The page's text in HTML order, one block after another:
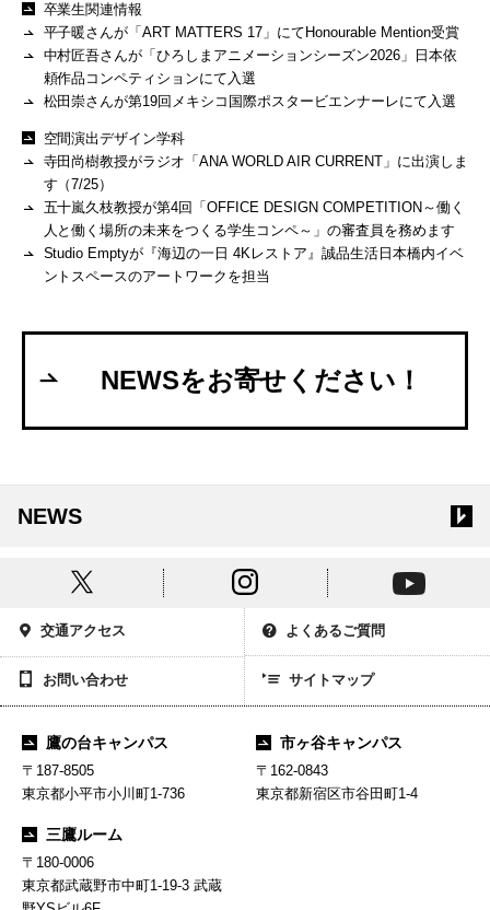
卒業生関連情報
平子暖さんが「ART MATTERS 17」にてHonourable Mention受賞
中村匠吾さんが「ひろしまアニメーションシーズン2026」日本依
頼作品コンペティションにて入選
松田崇さんが第19回メキシコ国際ポスタービエンナーレにて入選
空間演出デザイン学科
寺田尚樹教授がラジオ「ANA WORLD AIR CURRENT」に出演しま
す（7/25）
五十嵐久枝教授が第4回「OFFICE DESIGN COMPETITION～働く
人と働く場所の未来をつくる学生コンペ～」の審査員を務めます
Studio Emptyが『海辺の一日 4Kレストア』誠品生活日本橋内イベ
ントスペースのアートワークを担当
NEWSをお寄せください！
NEWS
交通アクセス よくあるご質問
お問い合わせ サイトマップ
鷹の台キャンパス
〒187-8505
東京都小平市小川町1-736
市ヶ谷キャンパス
〒162-0843
東京都新宿区市谷田町1-4
三鷹ルーム
〒180-0006
東京都武蔵野市中町1-19-3 武蔵